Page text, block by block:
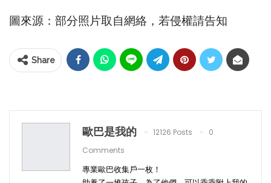
圖來源：部分照片取自網絡，若侵權請告知
Share
歐巴是我的 12126 Posts
0
Comments
專業歐巴收集戶一枚！